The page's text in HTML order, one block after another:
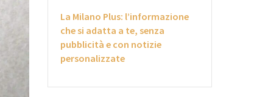
La Milano Plus: l’informazione
che si adatta a te, senza
pubblicità e con notizie
personalizzate